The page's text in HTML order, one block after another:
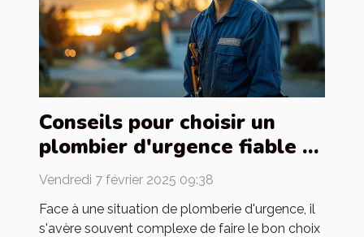
Conseils pour choisir un
plombier d'urgence fiable et
efficace
Vendredi 7 février 2025 09:38
Face à une situation de plomberie d'urgence, il
s'avère souvent complexe de faire le bon choix